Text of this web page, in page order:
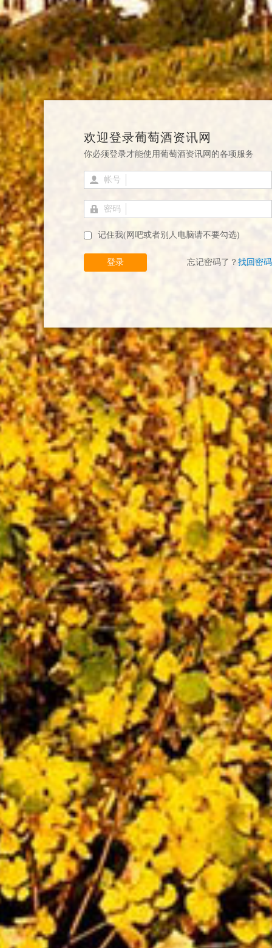
欢迎登录葡萄酒资讯网
你必须登录才能使用葡萄酒资讯网的各项服务
帐号
密码
记住我(网吧或者别人电脑请不要勾选)
登录 忘记密码了？ 找回密码